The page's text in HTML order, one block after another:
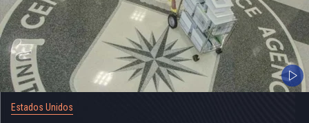
Estados Unidos